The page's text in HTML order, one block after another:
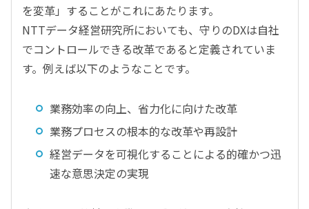
を変革」することがこれにあたります。
NTTデータ経営研究所においても、守りのDXは自社
でコントロールできる改革であると定義されていま
す。例えば以下のようなことです。
業務効率の向上、省力化に向けた改革
業務プロセスの根本的な改革や再設計
経営データを可視化することによる的確かつ迅
速な意思決定の実現